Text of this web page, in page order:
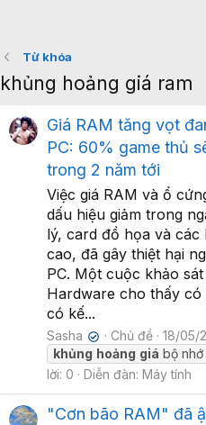
Từ khóa
khủng hoảng giá ram
Giá RAM tăng vọt
PC: 60% game thủ
trong 2 năm tới
Việc giá RAM và ổ
dấu hiệu giảm trong
lý, card đồ họa và các
cao, đã gây thiệt hại
PC. Một cuộc khảo
Hardware cho thấy
có kế...
Sasha ✔ Chủ đề
18/05/
khủng hoảng giá bộ nhớ
lời: 0
Diễn đàn: Máy tính
"Cơn bão RAM" đã